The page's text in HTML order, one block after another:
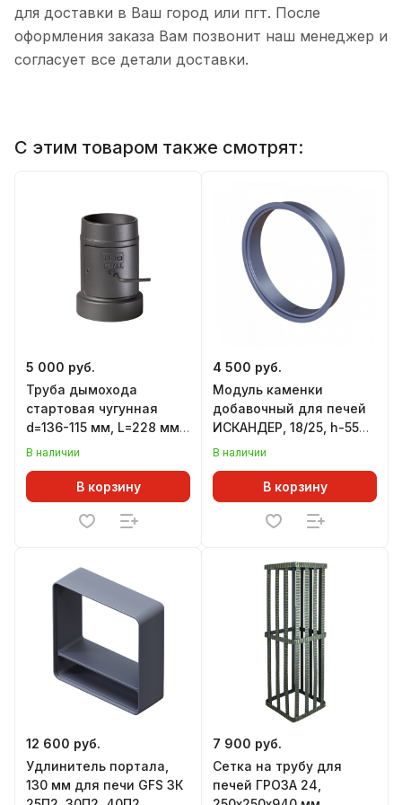
для доставки в Ваш город или пгт. После
оформления заказа Вам позвонит наш менеджер и
согласует все детали доставки.
С этим товаром также смотрят:
5 000 руб.
Труба дымохода
стартовая чугунная
d=136-115 мм, L=228 мм,
с РЕВИЗИЕЙ и
АТМОСФЕРА
В наличии
В корзину
4 500 руб.
Модуль каменки
добавочный для печей
ИСКАНДЕР, 18/25, h-55
мм
В наличии
В корзину
12 600 руб.
Удлинитель портала,
130 мм для печи GFS ЗК
7 900 руб.
Сетка на трубу для
печей ГРОЗА 24,